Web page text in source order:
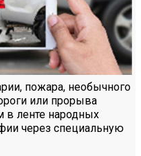
пожара, необычного
или прорыва
в ленте народных
через специальную